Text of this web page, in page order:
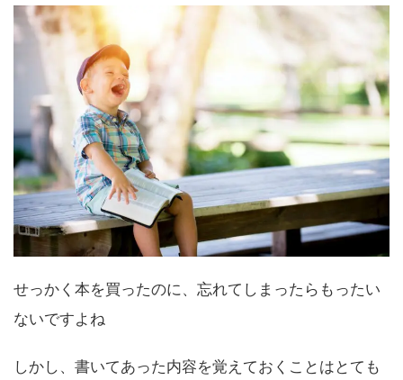
せっかく本を買ったのに、忘れてしまったらもったい
ないですよね
しかし、書いてあった内容を覚えておくことはとても